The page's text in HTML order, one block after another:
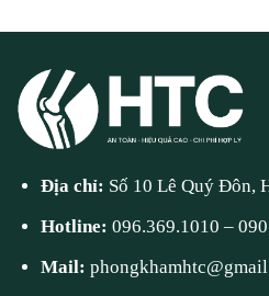
Địa chỉ: Số 10 Lê Quý Đôn,
Hotline:096.369.1010 –
Mail: